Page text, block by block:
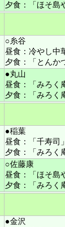
夕食：「ほそ島
○糸谷
昼食：冷やし中
夕食：「とんか
●丸山
昼食：「みろく
夕食：「みろく
●稲葉
昼食：「千寿司
夕食：「みろく
○佐藤康
昼食：「ほそ島
夕食：「みろく
●金沢